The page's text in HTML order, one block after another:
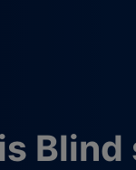
Blind